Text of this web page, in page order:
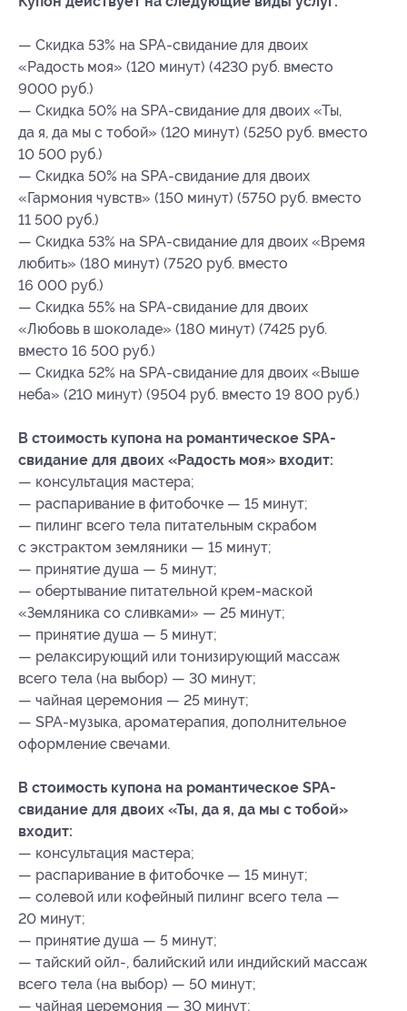
— Скидка 53% на SPA-свидание для двоих
«Радость моя» (120 минут) (4230 руб. вместо
9000 руб.)
— Скидка 50% на SPA-свидание для двоих «Ты,
да я, да мы с тобой» (120 минут) (5250 руб. вместо
10 500 руб.)
— Скидка 50% на SPA-свидание для двоих
«Гармония чувств» (150 минут) (5750 руб. вместо
11 500 руб.)
— Скидка 53% на SPA-свидание для двоих «Время
любить» (180 минут) (7520 руб. вместо
16 000 руб.)
— Скидка 55% на SPA-свидание для двоих
«Любовь в шоколаде» (180 минут) (7425 руб.
вместо 16 500 руб.)
— Скидка 52% на SPA-свидание для двоих «Выше
неба» (210 минут) (9504 руб. вместо 19 800 руб.)
В стоимость купона на романтическое SPA-
свидание для двоих «Радость моя» входит:
— консультация мастера;
— распаривание в фитобочке — 15 минут;
— пилинг всего тела питательным скрабом
с экстрактом земляники — 15 минут;
— принятие душа — 5 минут;
— обертывание питательной крем-маской
«Земляника со сливками» — 25 минут;
— принятие душа — 5 минут;
— релаксирующий или тонизирующий массаж
всего тела (на выбор) — 30 минут;
— чайная церемония — 25 минут;
— SPA-музыка, ароматерапия, дополнительное
оформление свечами.
В стоимость купона на романтическое SPA-
свидание для двоих «Ты, да я, да мы с тобой»
входит:
— консультация мастера;
— распаривание в фитобочке — 15 минут;
— солевой или кофейный пилинг всего тела —
20 минут;
— принятие душа — 5 минут;
— тайский ойл-, балийский или индийский массаж
всего тела (на выбор) — 50 минут;
— чайная церемония — 30 минут;